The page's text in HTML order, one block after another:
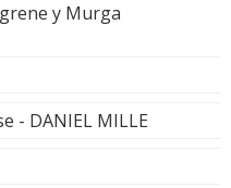
y Murga
- DANIEL MILLE